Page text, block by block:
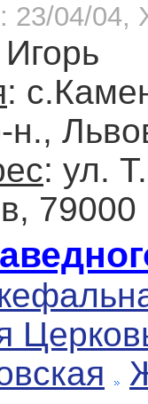
23/04/04,
:
: ул.
79000